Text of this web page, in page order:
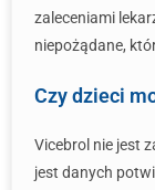
zaleceniami
niepożądane,
Czy dzieci
Vicebrol nie jest
jest danych